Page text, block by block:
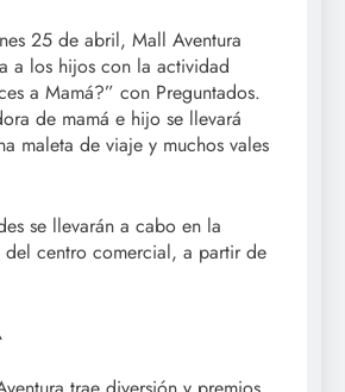
25 de abril, Mall Aventura
a los hijos con la actividad
a Mamá?” con Preguntados.
de mamá e hijo se llevará
maleta de viaje y muchos vales
se llevarán a cabo en la
del centro comercial, a partir de